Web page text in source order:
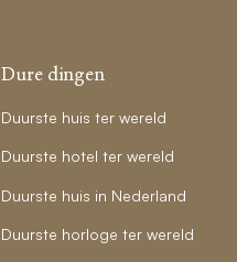
Dure dingen
Duurste huis ter wereld
Duurste hotel ter wereld
Duurste huis in Nederland
Duurste horloge ter wereld